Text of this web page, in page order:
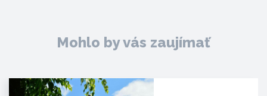
Mohlo by vás zaujímať